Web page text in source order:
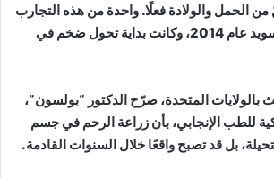
الحمل والولادة فعلًا. واحدة من هذه التجارب
الناجحة حدثت في السويد عام 2014، وكانت بداية تحول ضخم في
المتحدة، صرّح الدكتور “بولسون”،
للطب الإنجابي، بأن زراعة الرحم في جسم
بل قد تصبح واقعًا خلال السنوات القادمة.